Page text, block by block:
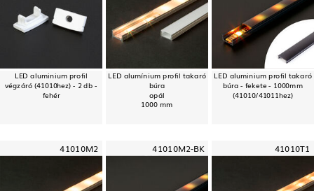
LED aluminium profil
végzáró (41010hez) - 2 db -
fehér
LED alumínium profil takaró
búra
opál
1000 mm
LED aluminium profil takaró
búra - fekete - 1000mm
(41010/41011hez)
41010M2 41010M2-BK 41010T1